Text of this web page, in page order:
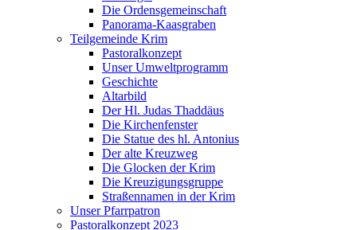
Die Ordensgemeinschaft
Panorama-Kaasgraben
Teilgemeinde Krim
Pastoralkonzept
Unser Umweltprogramm
Geschichte
Altarbild
Der Hl. Judas Thaddäus
Die Kirchenfenster
Die Statue des hl. Antonius
Der alte Kreuzweg
Die Glocken der Krim
Die Kreuzigungsgruppe
Straßennamen in der Krim
Unser Pfarrpatron
Pastoralkonzept 2023